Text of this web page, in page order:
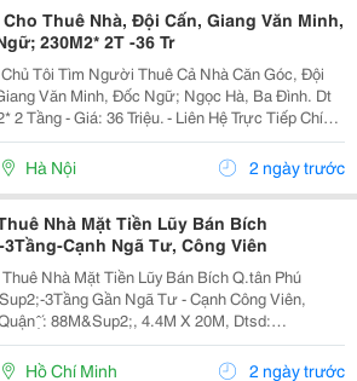
Thuê Nhà, Đội Cấn, Giang Văn Minh,
230M2* 2T -36 Tr
Tôi Tìm Người Thuê Cả Nhà Căn Góc, Đội
Văn Minh, Đốc Ngữ; Ngọc Hà, Ba Đình. Dt
2 Tầng - Giá: 36 Triệu. - Liên Hệ Trực Tiếp Chính
- Vỉa Hè Lớn, Mặt Tiền Rộng, Thoáng.
Ngay Gần Ngã Ba, Khu Đông Dân...
Hà Nội 2 ngày trước
Nhà Mặt Tiền Lũy Bán Bích
3Tầng-Cạnh Ngã Tư, Công Viên
Nhà Mặt Tiền Lũy Bán Bích Q.tân Phú
Gần Ngã Tư - Cạnh Công Viên,
́: 88M&Sup2;, 4.4M X 20M, Dtsd:
̂́: 1 Trệt 2 Lầu , St Thích Hợp: Vp Công Ty,
Mỹ,Nails, Salon Tóc, Showroom Xe Điện-
Hồ Chí Minh 2 ngày trước